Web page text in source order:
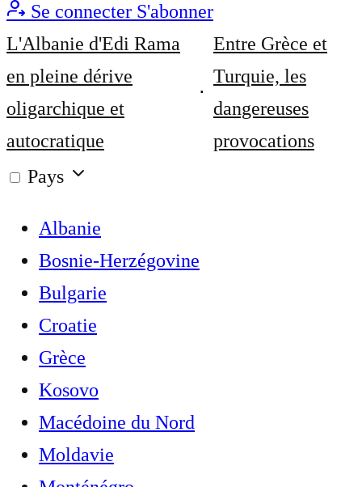
Se connecter S'abonner
L'Albanie d'Edi Rama
en pleine dérive
oligarchique et
autocratique
Entre Grèce et
Turquie, les
dangereuses
provocations
Pays
Albanie
Bosnie-Herzégovine
Bulgarie
Croatie
Grèce
Kosovo
Macédoine du Nord
Moldavie